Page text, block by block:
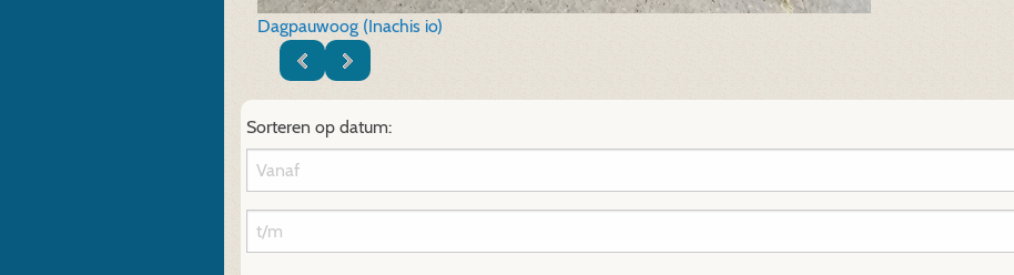
Dagpauwoog (Inachis io)
Sorteren op datum: